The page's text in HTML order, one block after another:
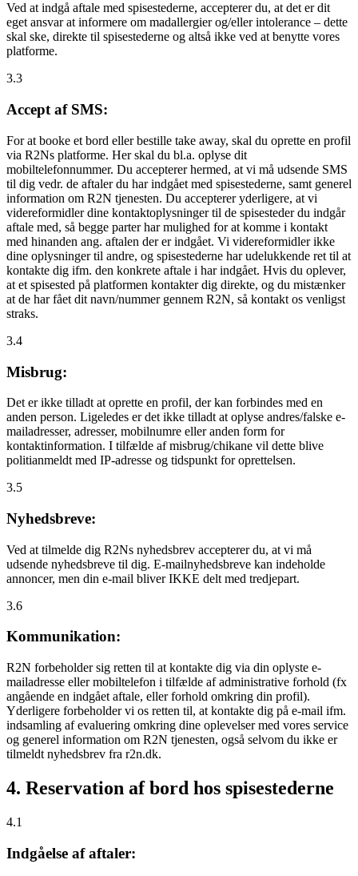
Ved at indgå aftale med spisestederne, accepterer du, at det er dit
eget ansvar at informere om madallergier og/eller intolerance – dette
skal ske, direkte til spisestederne og altså ikke ved at benytte vores
platforme.
3.3
Accept af SMS:
For at booke et bord eller bestille take away, skal du oprette en profil
via R2Ns platforme. Her skal du bl.a. oplyse dit
mobiltelefonnummer. Du accepterer hermed, at vi må udsende SMS
til dig vedr. de aftaler du har indgået med spisestederne, samt generel
information om R2N tjenesten. Du accepterer yderligere, at vi
videreformidler dine kontaktoplysninger til de spisesteder du indgår
aftale med, så begge parter har mulighed for at komme i kontakt
med hinanden ang. aftalen der er indgået. Vi videreformidler ikke
dine oplysninger til andre, og spisestederne har udelukkende ret til at
kontakte dig ifm. den konkrete aftale i har indgået. Hvis du oplever,
at et spisested på platformen kontakter dig direkte, og du mistænker
at de har fået dit navn/nummer gennem R2N, så kontakt os venligst
straks.
3.4
Misbrug:
Det er ikke tilladt at oprette en profil, der kan forbindes med en
anden person. Ligeledes er det ikke tilladt at oplyse andres/falske e-
mailadresser, adresser, mobilnumre eller anden form for
kontaktinformation. I tilfælde af misbrug/chikane vil dette blive
politianmeldt med IP-adresse og tidspunkt for oprettelsen.
3.5
Nyhedsbreve:
Ved at tilmelde dig R2Ns nyhedsbrev accepterer du, at vi må
udsende nyhedsbreve til dig. E-mailnyhedsbreve kan indeholde
annoncer, men din e-mail bliver IKKE delt med tredjepart.
3.6
Kommunikation:
R2N forbeholder sig retten til at kontakte dig via din oplyste e-
mailadresse eller mobiltelefon i tilfælde af administrative forhold (fx
angående en indgået aftale, eller forhold omkring din profil).
Yderligere forbeholder vi os retten til, at kontakte dig på e-mail ifm.
indsamling af evaluering omkring dine oplevelser med vores service
og generel information om R2N tjenesten, også selvom du ikke er
tilmeldt nyhedsbrev fra r2n.dk.
4. Reservation af bord hos spisestederne
4.1
Indgåelse af aftaler: